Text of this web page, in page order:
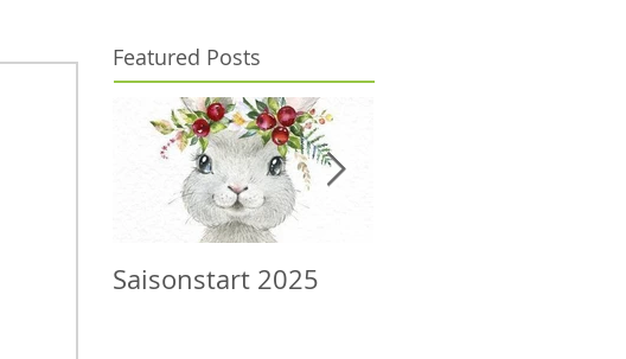
Featured Posts
Saisonstart 2025